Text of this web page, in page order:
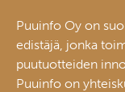
Puuinfo Oy on
edistäjä, jonka
puutuotteiden
Puuinfo on